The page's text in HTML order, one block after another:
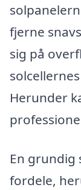
fjerne
sig på
Herunder
En grundig
fordele,